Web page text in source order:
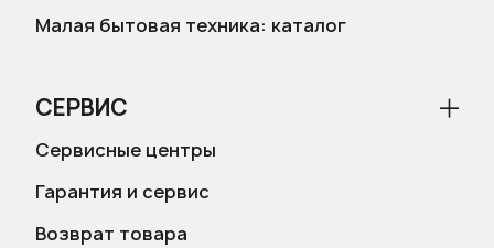
Малая бытовая техника: каталог
СЕРВИС
Сервисные центры
Гарантия и сервис
Возврат товара